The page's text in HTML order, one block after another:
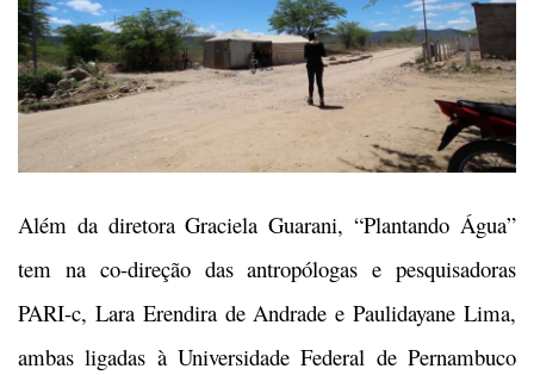
Além da diretora Graciela Guarani, “Plantando Água”
tem na co-direção das antropólogas e pesquisadoras
PARI-c, Lara Erendira de Andrade e Paulidayane Lima,
ambas ligadas à Universidade Federal de Pernambuco